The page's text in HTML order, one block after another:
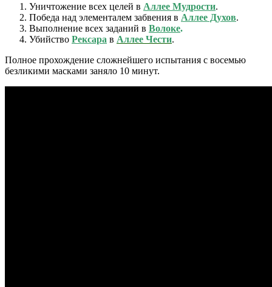
Уничтожение всех целей в Аллее Мудрости.
Победа над элементалем забвения в Аллее Духов.
Выполнение всех заданий в Волоке.
Убийство Рексара в Аллее Чести.
Полное прохождение сложнейшего испытания с восемью
безликими масками заняло 10 минут.